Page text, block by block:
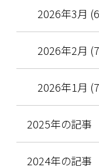
2026年3月
2026年2月
2026年1月
2025年の記事
2024年の記事